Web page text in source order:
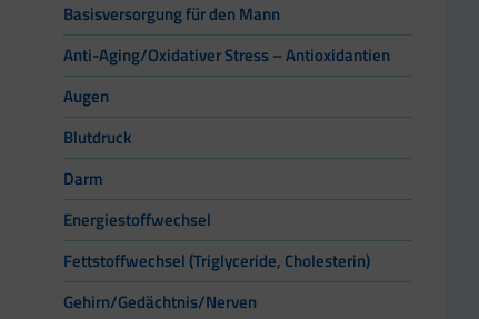
Basisversorgung für den Mann
Anti-Aging/Oxidativer Stress – Antioxidantien
Augen
Blutdruck
Darm
Energiestoffwechsel
Fettstoffwechsel (Triglyceride, Cholesterin)
Gehirn/Gedächtnis/Nerven